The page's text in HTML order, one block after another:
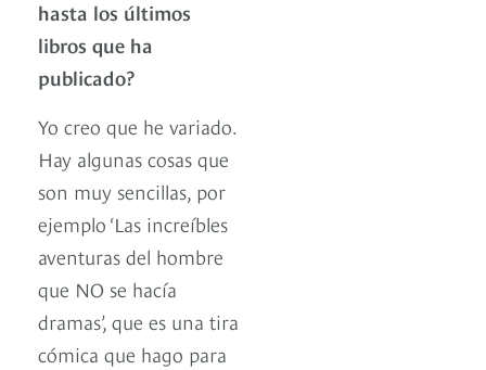
hasta los últimos
libros que ha
publicado?
Yo creo que he variado.
Hay algunas cosas que
son muy sencillas, por
ejemplo ‘Las increíbles
aventuras del hombre
que NO se hacía
dramas’, que es una tira
cómica que hago para